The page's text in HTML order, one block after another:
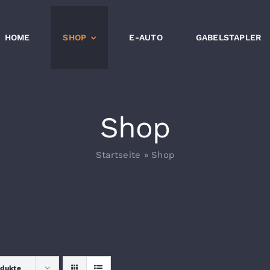
HOME SHOP E-AUTO GABELSTAPLER
Shop
Startseite » Shop